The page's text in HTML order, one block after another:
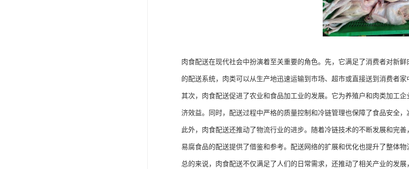
肉食配送在现代社会中扮演着至关重要的角色。先，它满足了消费者对新
的配送系统，肉类可以从生产地迅速运输到市场、超市或直接送到消费者
其次，肉食配送促进了农业和食品加工业的发展。它为养殖户和肉类加工
济效益。同时，配送过程中严格的质量控制和冷链管理也保障了食品安全，
此外，肉食配送还推动了物流行业的进步。随着冷链技术的不断发展和完
易腐食品的配送提供了借鉴和参考。配送网络的扩展和优化也提升了整体物
总的来说，肉食配送不仅满足了人们的日常需求，还推动了相关产业的发